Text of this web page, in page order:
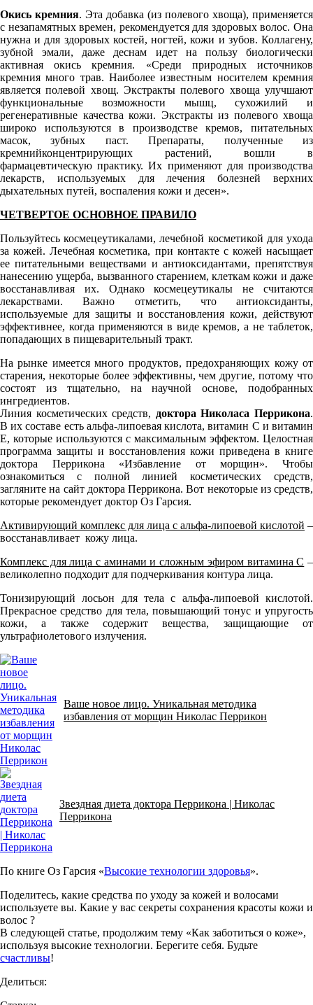
Окись кремния. Эта добавка (из полевого хвоща), применяется
с незапамятных времен, рекомендуется для здоровых волос. Она
нужна и для здоровых костей, ногтей, кожи и зубов. Коллагену,
зубной эмали, даже деснам идет на пользу биологически
активная окись кремния. «Среди природных источников
кремния много трав. Наиболее известным носителем кремния
является полевой хвощ. Экстракты полевого хвоща улучшают
функциональные возможности мышц, сухожилий и
регенеративные качества кожи. Экстракты из полевого хвоща
широко используются в производстве кремов, питательных
масок, зубных паст. Препараты, полученные из
кремнийконцентрирующих растений, вошли в
фармацевтическую практику. Их применяют для производства
лекарств, используемых для лечения болезней верхних
дыхательных путей, воспаления кожи и десен».
ЧЕТВЕРТОЕ ОСНОВНОЕ ПРАВИЛО
Пользуйтесь космецеутикалами, лечебной косметикой для ухода
за кожей. Лечебная косметика, при контакте с кожей насыщает
ее питательными веществами и антиоксидантами, препятствуя
нанесению ущерба, вызванного старением, клеткам кожи и даже
восстанавливая их. Однако космецеутикалы не считаются
лекарствами. Важно отметить, что антиоксиданты,
используемые для защиты и восстановления кожи, действуют
эффективнее, когда применяются в виде кремов, а не таблеток,
попадающих в пищеварительный тракт.
На рынке имеется много продуктов, предохраняющих кожу от
старения, некоторые более эффективны, чем другие, потому что
состоят из тщательно, на научной основе, подобранных
ингредиентов.
Линия косметических средств, доктора Николаса Перрикона.
В их составе есть альфа-липоевая кислота, витамин С и витамин
Е, которые используются с максимальным эффектом. Целостная
программа защиты и восстановления кожи приведена в книге
доктора Перрикона «Избавление от морщин». Чтобы
ознакомиться с полной линией косметических средств,
загляните на сайт доктора Перрикона. Вот некоторые из средств,
которые рекомендует доктор Оз Гарсия.
Активирующий комплекс для лица с альфа-липоевой кислотой –
восстанавливает кожу лица.
Комплекс для лица с аминами и сложным эфиром витамина С –
великолепно подходит для подчеркивания контура лица.
Тонизирующий лосьон для тела с альфа-липоевой кислотой.
Прекрасное средство для тела, повышающий тонус и упругость
кожи, а также содержит вещества, защищающие от
ультрафиолетового излучения.
Ваше новое лицо. Уникальная методика
избавления от морщин Николас Перрикон
Звездная диета доктора Перрикона | Николас
Перрикона
По книге Оз Гарсия «Высокие технологии здоровья».
Поделитесь, какие средства по уходу за кожей и волосами
используете вы. Какие у вас секреты сохранения красоты кожи и
волос ?
В следующей статье, продолжим тему «Как заботиться о коже»,
используя высокие технологии. Берегите себя. Будьте
счастливы!
Делиться: